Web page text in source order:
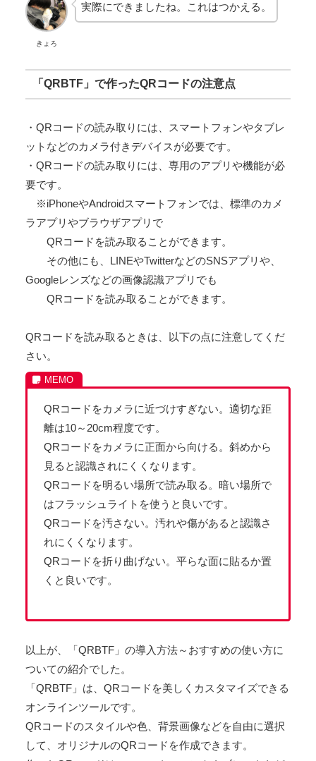
きょろ
実際にできましたね。これはつかえる。
「QRBTF」で作ったQRコードの注意点
・QRコードの読み取りには、スマートフォンやタブレ
ットなどのカメラ付きデバイスが必要です。
・QRコードの読み取りには、専用のアプリや機能が必
要です。
※iPhoneやAndroidスマートフォンでは、標準のカメ
ラアプリやブラウザアプリで
QRコードを読み取ることができます。
その他にも、LINEやTwitterなどのSNSアプリや、
Googleレンズなどの画像認識アプリでも
QRコードを読み取ることができます。
QRコードを読み取るときは、以下の点に注意してくだ
さい。
QRコードをカメラに近づけすぎない。適切な距
離は10～20cm程度です。
QRコードをカメラに正面から向ける。斜めから
見ると認識されにくくなります。
QRコードを明るい場所で読み取る。暗い場所で
はフラッシュライトを使うと良いです。
QRコードを汚さない。汚れや傷があると認識さ
れにくくなります。
QRコードを折り曲げない。平らな面に貼るか置
くと良いです。
以上が、「QRBTF」の導入方法～おすすめの使い方に
ついての紹介でした。
「QRBTF」は、QRコードを美しくカスタマイズできる
オンラインツールです。
QRコードのスタイルや色、背景画像などを自由に選択
して、オリジナルのQRコードを作成できます。